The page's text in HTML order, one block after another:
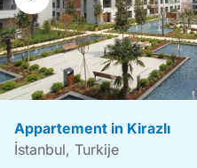
navigatie
Appartement in Kirazlı
İstanbul, Turkije